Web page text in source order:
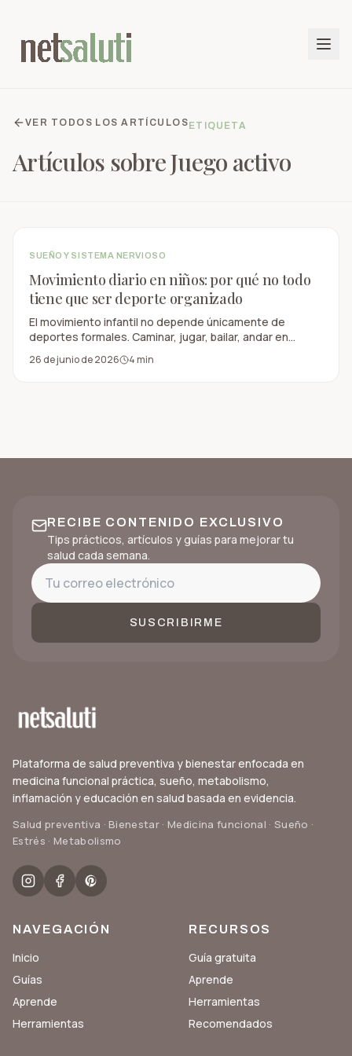
VER TODOS LOS ARTÍCULOS ETIQUETA
Artículos sobreJuego activo
SUEÑO Y SISTEMA NERVIOSO
Movimiento diario en niños: por qué no todo
tiene que ser deporte organizado
El movimiento infantil no depende únicamente de
deportes formales. Caminar, jugar, bailar, andar en
bicicleta o moverse en familia también cuenta y puede
apoyar el bienestar diario.
26 de junio de 2026 4min
RECIBE CONTENIDO EXCLUSIVO
Tips prácticos, artículos y guías para mejorar tu
salud cada semana.
SUSCRIBIRME
Plataforma de salud preventiva y bienestar enfocada en
medicina funcional práctica, sueño, metabolismo,
inflamación y educación en salud basada en evidencia.
Salud preventiva · Bienestar · Medicina funcional · Sueño ·
Estrés · Metabolismo
NAVEGACIÓN
Inicio
Guías
Aprende
Herramientas
RECURSOS
Guía gratuita
Aprende
Herramientas
Recomendados